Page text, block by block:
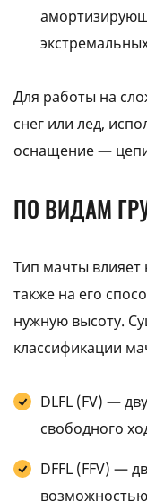
Для работы на
снег или лед,
оснащение —
ПО ВИДАМ
Тип мачты влияет
также на его
нужную высоту.
классификации
DLFL (FV) —
свободного
DFFL (FFV) —